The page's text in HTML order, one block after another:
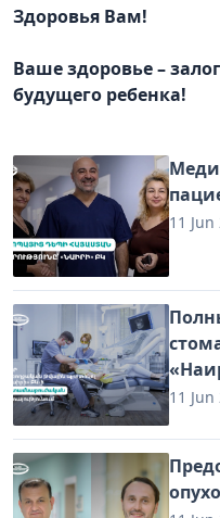
Здоровья Вам!
Ваше здоровье –
будущего ребенка!
11 Jun
11 Jun